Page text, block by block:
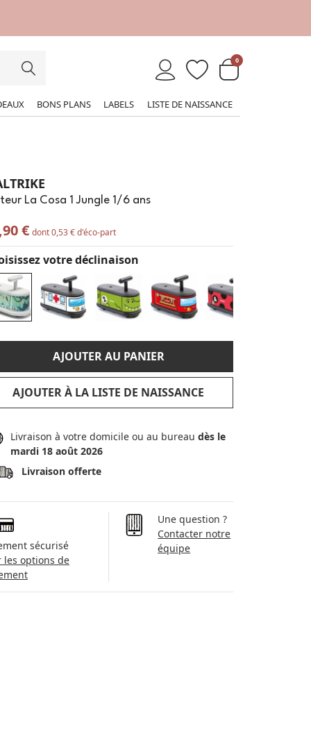
0
BONS PLANS LABELS LISTE DE NAISSANCE
La Cosa 1 Jungle 1/6 ans
€ dont 0,53 € d'éco-part
votre déclinaison
AJOUTER AU PANIER
AJOUTER À LA LISTE DE NAISSANCE
Livraison à votre domicile ou au bureau dès le
mardi 18 août 2026
Livraison offerte
sécurisé
les options de
Une question ?
Contacter notre
équipe